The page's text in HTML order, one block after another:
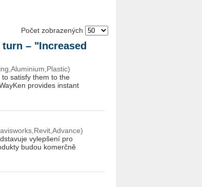
Počet zobrazených
– "Increased
satisfy them to the
provides instant
vylepšení pro
budou komerčně